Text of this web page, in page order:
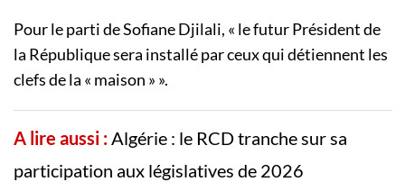
Pour le parti de Sofiane Djilali, « le futur Président de
la République sera installé par ceux qui détiennent les
clefs de la « maison » ».
A lire aussi :Algérie : le RCD tranche sur sa
participation aux législatives de 2026